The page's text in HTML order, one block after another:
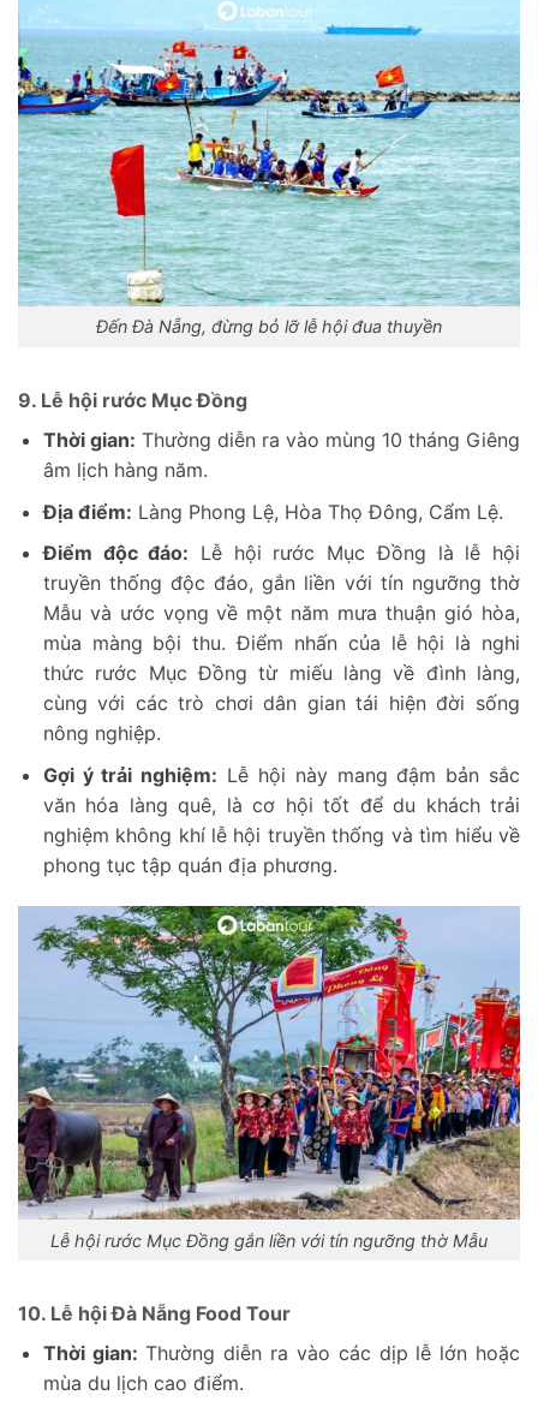
Đến Đà Nẵng, đừng bỏ lỡ lễ hội đua thuyền
9. Lễ hội rước Mục Đồng
Thời gian: Thường diễn ra vào mùng 10 tháng Giêng
âm lịch hàng năm.
Địa điểm: Làng Phong Lệ, Hòa Thọ Đông, Cẩm Lệ.
Điểm độc đáo: Lễ hội rước Mục Đồng là lễ hội
truyền thống độc đáo, gắn liền với tín ngưỡng thờ
Mẫu và ước vọng về một năm mưa thuận gió hòa,
mùa màng bội thu. Điểm nhấn của lễ hội là nghi
thức rước Mục Đồng từ miếu làng về đình làng,
cùng với các trò chơi dân gian tái hiện đời sống
nông nghiệp.
Gợi ý trải nghiệm: Lễ hội này mang đậm bản sắc
văn hóa làng quê, là cơ hội tốt để du khách trải
nghiệm không khí lễ hội truyền thống và tìm hiểu về
phong tục tập quán địa phương.
Lễ hội rước Mục Đồng gắn liền với tín ngưỡng thờ Mẫu
10. Lễ hội Đà Nẵng Food Tour
Thời gian: Thường diễn ra vào các dịp lễ lớn hoặc
mùa du lịch cao điểm.